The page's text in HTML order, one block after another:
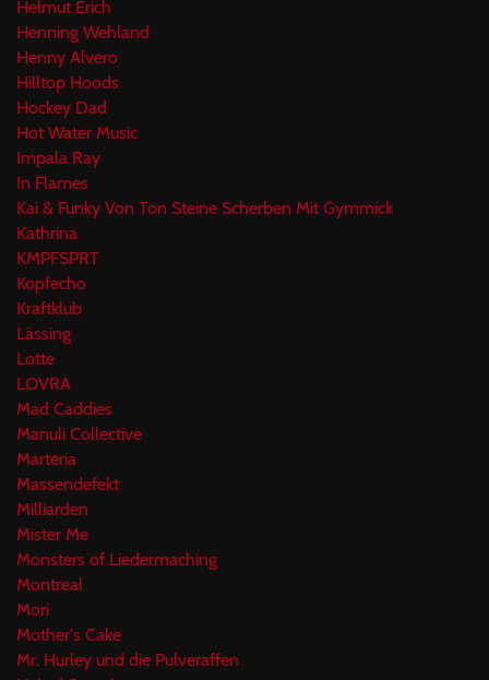
Helmut Erich
Henning Wehland
Henny Alvero
Hilltop Hoods
Hockey Dad
Hot Water Music
Impala Ray
In Flames
Kai & Funky Von Ton Steine Scherben Mit Gymmick
Kathrina
KMPFSPRT
Kopfecho
Kraftklub
Lässing
Lotte
LOVRA
Mad Caddies
Manuli Collective
Marteria
Massendefekt
Milliarden
Mister Me
Monsters of Liedermaching
Montreal
Mori
Mother's Cake
Mr. Hurley und die Pulveraffen